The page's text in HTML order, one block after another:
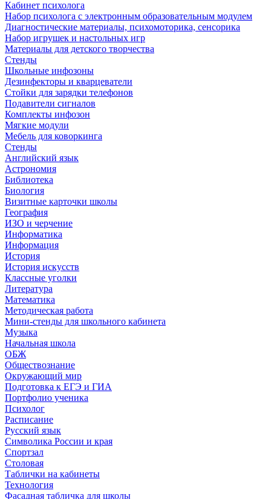
Кабинет психолога
Набор психолога с электронным образовательным модулем
Диагностические материалы, психомоторика, сенсорика
Набор игрушек и настольных игр
Материалы для детского творчества
Стенды
Школьные инфозоны
Дезинфекторы и кварцеватели
Стойки для зарядки телефонов
Подавители сигналов
Комплекты инфозон
Мягкие модули
Мебель для коворкинга
Стенды
Английский язык
Астрономия
Библиотека
Биология
Визитные карточки школы
География
ИЗО и черчение
Информатика
Информация
История
История искусств
Классные уголки
Литература
Математика
Методическая работа
Мини-стенды для школьного кабинета
Музыка
Начальная школа
ОБЖ
Обществознание
Окружающий мир
Подготовка к ЕГЭ и ГИА
Портфолио ученика
Психолог
Расписание
Русский язык
Символика России и края
Спортзал
Столовая
Таблички на кабинеты
Технология
Фасадная табличка для школы